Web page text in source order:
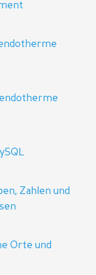
Zahlen und
Orte und